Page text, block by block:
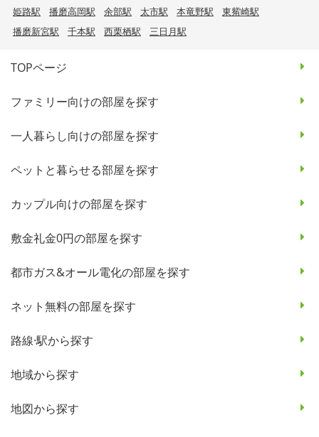
姫路駅 播磨高岡駅 余部駅 太市駅 本竜野駅
東觜崎駅
播磨新宮駅
千本駅 西栗栖駅 三日月駅
TOPページ
ファミリー向けの部屋を探す
一人暮らし向けの部屋を探す
ペットと暮らせる部屋を探す
カップル向けの部屋を探す
敷金礼金0円の部屋を探す
都市ガス&オール電化の部屋を探す
ネット無料の部屋を探す
路線·駅から探す
地域から探す
地図から探す